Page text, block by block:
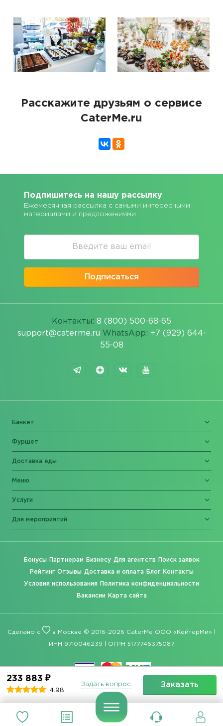
233 883 ₽
4.98
Заказать
Задать вопрос
Расскажите друзьям о сервисе
CaterMe.ru
Подпишитесь на нашу рассылку
Ежемесячная рассылка с самыми интересными
материалами и предложениями
Подписаться
Контакты: 8 (800) 500-68-65
support@caterme.ru WhatsApp: +7 (929) 644-
55-08
Банкет
Фуршет
Доставка еды
Меню
Услуги
Для мероприятий
Бонусы Партнерам Бизнесу Для агентств Поиск заявок
Рейтинг Отзывы Доставка и оплата Блог Контакты
Условия использования Политика конфиденциальности
Вакансии Карта сайта
Сделано с в Москве © 2016-2026 CaterMe ООО «КейтерМи» |
ИНН 9710046239 | ОГРН 5177746375087